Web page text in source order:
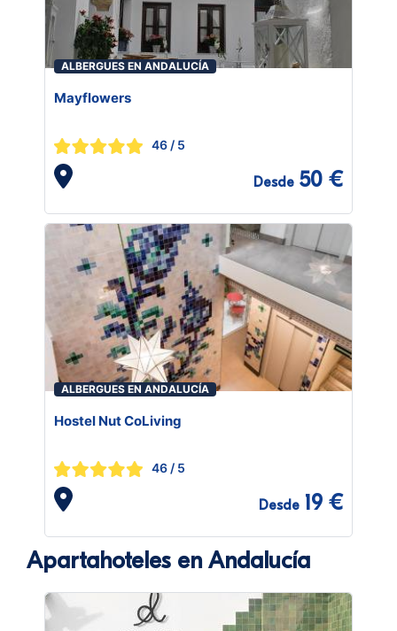
ALBERGUES EN ANDALUCÍA
Mayflowers
46 / 5
Desde 50 €
ALBERGUES EN ANDALUCÍA
Hostel Nut CoLiving
46 / 5
Desde 19 €
Apartahoteles en Andalucía